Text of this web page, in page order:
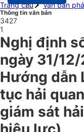
Trang chủ
Văn bản
Thông tin văn bản
3427
1
Nghị định
ngày 31/
Hướng dẫn
tục hải
giám sát